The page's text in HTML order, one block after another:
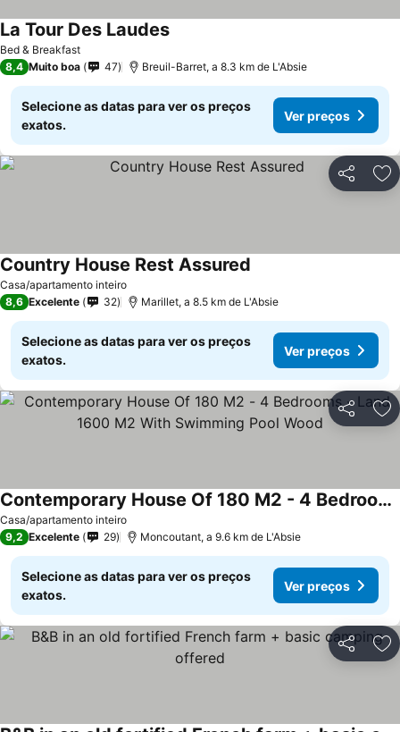
Bed & Breakfast
La Tour Des LaudesVer preços
8,4 Muito boa 47 Breuil-Barret, a 8.3 km de L'Absie
Selecione as datas para ver os preços
exatos.
Ver preços
Partilhar
Casa/apartamento inteiro
Country House Rest Assured
8,6 Excelente 32 Marillet, a 8.5 km de L'Absie
Selecione as datas para ver os preços
exatos.
Ver preços
Partilhar
Casa/apartamento inteiro
Contemporary House Of 180 M2 - 4 Bedrooms - Land 1600 M2 With Swimming Pool Wood
Ver preços
9,2 Excelente 29 Moncoutant, a 9.6 km de L'Absie
Selecione as datas para ver os preços
exatos.
Ver preços
Partilhar